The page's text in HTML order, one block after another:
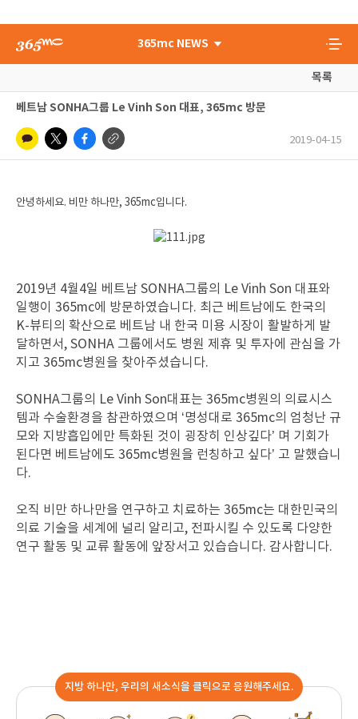
365mc NEWS
목록
베트남 SONHA그룹 Le Vinh Son 대표, 365mc 방문
2019-04-15
안녕하세요. 비만 하나만, 365mc입니다.
2019년 4월4일 베트남 SONHA그룹의 Le Vinh Son 대표와
일행이 365mc에 방문하였습니다. 최근 베트남에도 한국의
K-뷰티의 확산으로 베트남 내 한국 미용 시장이 활발하게 발
달하면서, SONHA 그룹에서도 병원 제휴 및 투자에 관심을 가
지고 365mc병원을 찾아주셨습니다.
SONHA그룹의 Le Vinh Son대표는 365mc병원의 의료시스
템과 수술환경을 참관하였으며 ‘명성대로 365mc의 엄청난 규
모와 지방흡입에만 특화된 것이 굉장히 인상깊다’ 며 기회가
된다면 베트남에도 365mc병원을 런칭하고 싶다’ 고 말했습니
다.
오직 비만 하나만을 연구하고 치료하는 365mc는 대한민국의
의료 기술을 세계에 널리 알리고, 전파시킬 수 있도록 다양한
연구 활동 및 교류 활동에 앞장서고 있습습니다. 감사합니다.
지방 하나만, 우리의 새소식을 클릭으로 응원해주세요.